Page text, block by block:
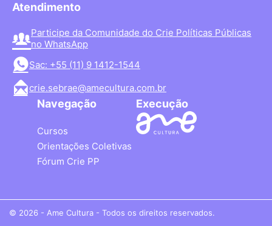
Atendimento
Participe da Comunidade do Crie Políticas Públicas
no WhatsApp
Sac: +55 (11) 9 1412-1544
crie.sebrae@amecultura.com.br
Navegação
Cursos
Orientações Coletivas
Fórum Crie PP
Execução
© 2026 - Ame Cultura - Todos os direitos reservados.